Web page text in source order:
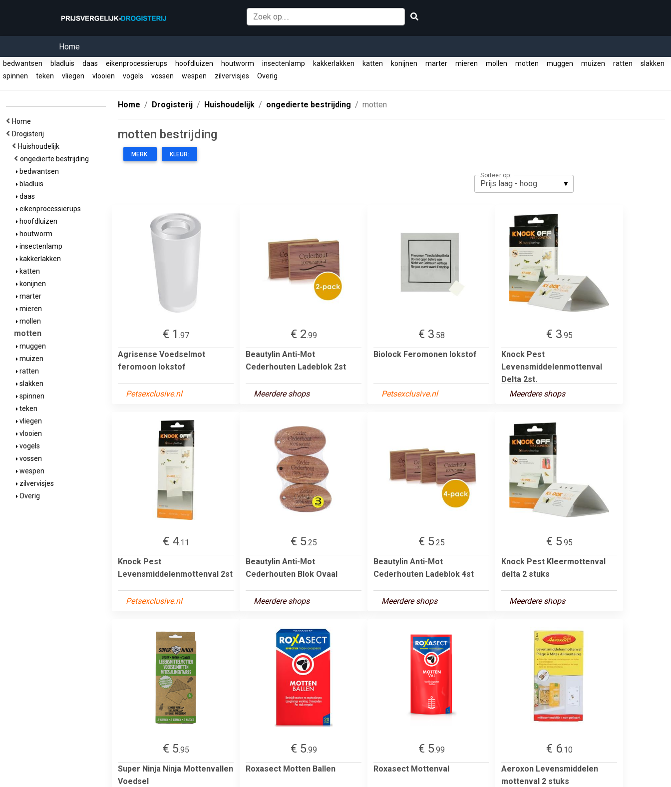
Home
bedwantsen bladluis daas eikenprocessierups hoofdluizen houtworm insectenlamp kakkerlakken katten konijnen marter mieren mollen motten muggen muizen ratten
slakken
spinnen
teken vliegen vlooien vogels vossen wespen zilvervisjes Overig
Home
Drogisterij
Huishoudelijk
ongedierte bestrijding
bedwantsen
bladluis
daas
eikenprocessierups
hoofdluizen
houtworm
insectenlamp
kakkerlakken
katten
konijnen
marter
mieren
mollen
motten
muggen
muizen
ratten
slakken
spinnen
teken
vliegen
vlooien
vogels
vossen
wespen
zilvervisjes
Overig
Home Drogisterij Huishoudelijk ongedierte bestrijding motten
motten bestrijding
MERK: KLEUR:
Sorteer op:
€ 1 .97
Agrisense Voedselmot
feromoon lokstof
Petsexclusive.nl
€ 2.99
Beautylin Anti-Mot
Cederhouten Ladeblok 2st
Meerdere shops
€ 3.58
Biolock Feromonen lokstof
Petsexclusive.nl
€ 3.95
Knock Pest
Levensmiddelenmottenval
Delta 2st.
Meerdere shops
€ 4.11
Knock Pest
Levensmiddelenmottenval 2st
Petsexclusive.nl
€ 5.25
Beautylin Anti-Mot
Cederhouten Blok Ovaal
Meerdere shops
€ 5.25
Beautylin Anti-Mot
Cederhouten Ladeblok 4st
Meerdere shops
€ 5.95
Knock Pest Kleermottenval
delta 2 stuks
Meerdere shops
€ 5.95
Super Ninja Ninja Mottenvallen
Voedsel
€ 5.99
Roxasect Motten Ballen
€ 5.99
Roxasect Mottenval
€ 6.10
Aeroxon Levensmiddelen
mottenval 2 stuks